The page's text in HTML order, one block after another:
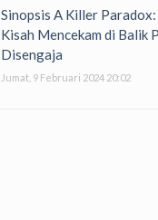
Sinopsis A Killer
Kisah Mencekam di Balik
Disengaja
Jumat, 9 Februari 2024 20:02